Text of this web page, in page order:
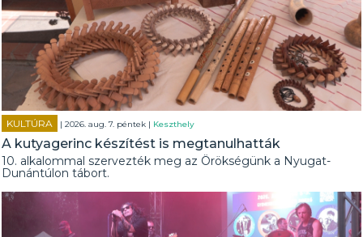
KULTÚRA | 2026. aug. 7. péntek | Keszthely
A kutyagerinc készítést is megtanulhatták
10. alkalommal szervezték meg az Örökségünk a Nyugat-
Dunántúlon tábort.